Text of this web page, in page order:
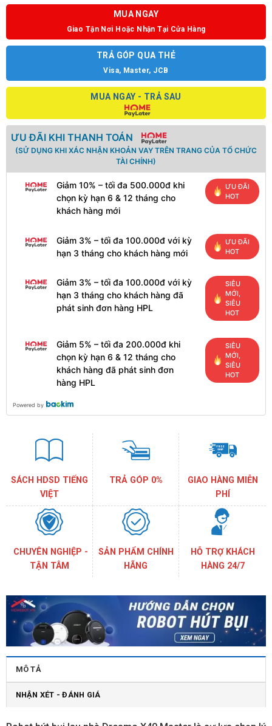
MUA NGAY
Giao Tận Nơi Hoặc Nhận Tại Cửa Hàng
TRẢ GÓP QUA THẺ
Visa, Master, JCB
MUA NGAY - TRẢ SAU
ƯU ĐÃI KHI THANH TOÁN
(SỬ DỤNG KHI XÁC NHẬN KHOẢN VAY TRÊN TRANG CỦA TỔ CHỨC
TÀI CHÍNH)
Giảm 10% – tối đa 500.000đ khi
chọn kỳ hạn 6 & 12 tháng cho
khách hàng mới
ƯU ĐÃI
HOT
Giảm 3% – tối đa 100.000đ với kỳ
hạn 3 tháng cho khách hàng mới
ƯU ĐÃI
HOT
Giảm 3% – tối đa 100.000đ với kỳ
hạn 3 tháng cho khách hàng đã
phát sinh đơn hàng HPL
SIÊU
MỚI,
SIÊU
HOT
Giảm 5% – tối đa 200.000đ khi
chọn kỳ hạn 6 & 12 tháng cho
khách hàng đã phát sinh đơn
hàng HPL
SIÊU
MỚI,
SIÊU
HOT
Powered by
SÁCH HDSD TIẾNG
VIỆT
TRẢ GÓP 0%
GIAO HÀNG MIỄN
PHÍ
CHUYÊN NGHIỆP -
TẬN TÂM
SẢN PHẨM CHÍNH
HÃNG
HỖ TRỢ KHÁCH
HÀNG 24/7
MÔ TẢ
NHẬN XÉT - ĐÁNH GIÁ